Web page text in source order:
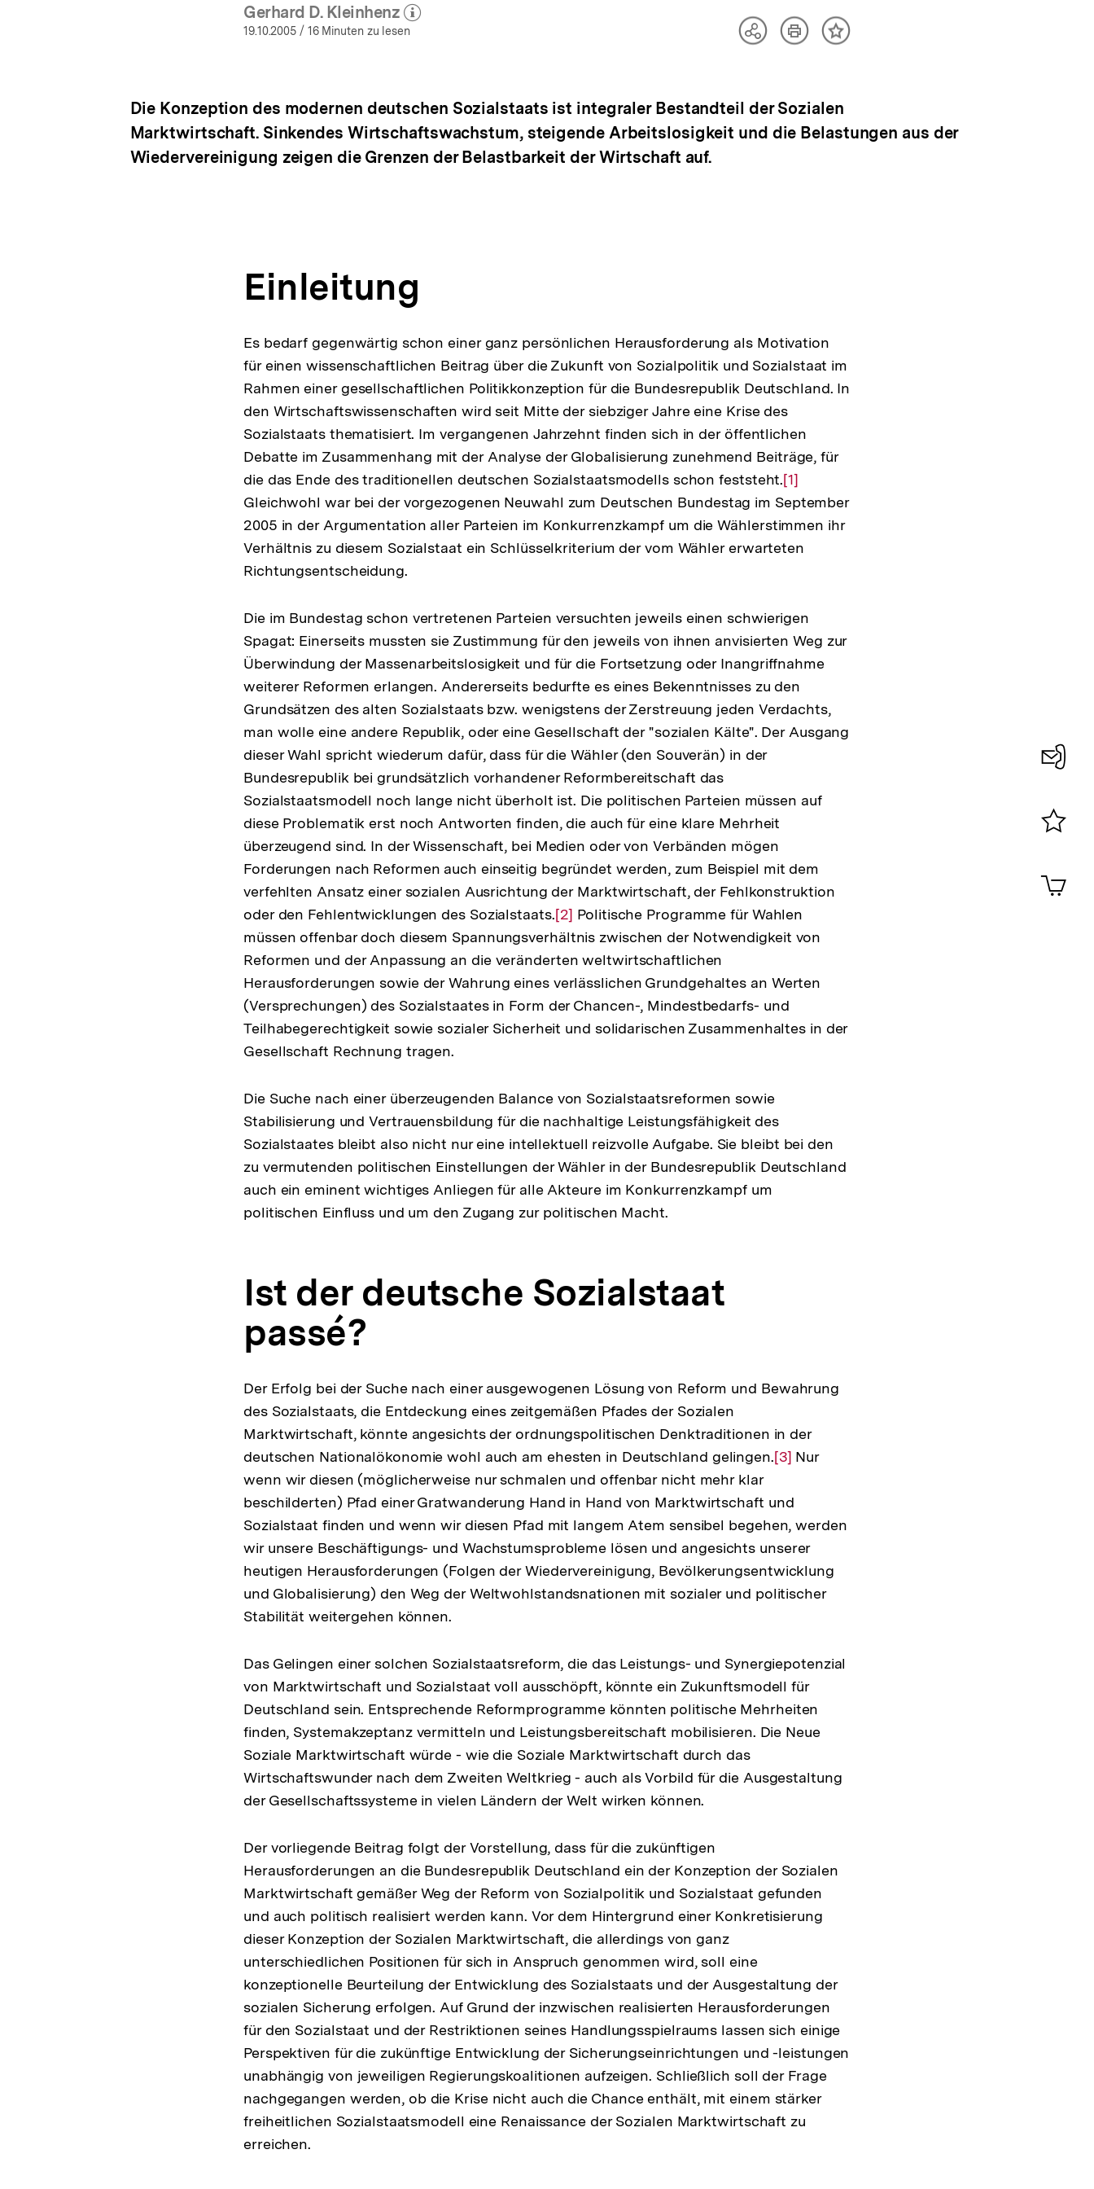
Gerhard D. Kleinhenz
(Mehr zum Autor)
öffnen
19.10.2005 / 16 Minuten zu lesen
TeilenArtikelInhalt
Die Konzeption des modernen deutschen Sozialstaats ist integraler Bestandteil der Sozialen
Marktwirtschaft. Sinkendes Wirtschaftswachstum, steigende Arbeitslosigkeit und die Belastungen aus der
Wiedervereinigung zeigen die Grenzen der Belastbarkeit der Wirtschaft auf.
Einleitung
Es bedarf gegenwärtig schon einer ganz persönlichen Herausforderung als Motivation
für einen wissenschaftlichen Beitrag über die Zukunft von Sozialpolitik und Sozialstaat im
Rahmen einer gesellschaftlichen Politikkonzeption für die Bundesrepublik Deutschland. In
den Wirtschaftswissenschaften wird seit Mitte der siebziger Jahre eine Krise des
Sozialstaats thematisiert. Im vergangenen Jahrzehnt finden sich in der öffentlichen
Debatte im Zusammenhang mit der Analyse der Globalisierung zunehmend Beiträge, für
die das Ende des traditionellen deutschen Sozialstaatsmodells schon feststeht.Zur
Auflösung
der
Fußnote
[1]
Gleichwohl war bei der vorgezogenen Neuwahl zum Deutschen Bundestag im September
2005 in der Argumentation aller Parteien im Konkurrenzkampf um die Wählerstimmen ihr
Verhältnis zu diesem Sozialstaat ein Schlüsselkriterium der vom Wähler erwarteten
Richtungsentscheidung.
Die im Bundestag schon vertretenen Parteien versuchten jeweils einen schwierigen
Spagat: Einerseits mussten sie Zustimmung für den jeweils von ihnen anvisierten Weg zur
Überwindung der Massenarbeitslosigkeit und für die Fortsetzung oder Inangriffnahme
weiterer Reformen erlangen. Andererseits bedurfte es eines Bekenntnisses zu den
Grundsätzen des alten Sozialstaats bzw. wenigstens der Zerstreuung jeden Verdachts,
man wolle eine andere Republik, oder eine Gesellschaft der "sozialen Kälte". Der Ausgang
dieser Wahl spricht wiederum dafür, dass für die Wähler (den Souverän) in der
Bundesrepublik bei grundsätzlich vorhandener Reformbereitschaft das
Sozialstaatsmodell noch lange nicht überholt ist. Die politischen Parteien müssen auf
diese Problematik erst noch Antworten finden, die auch für eine klare Mehrheit
überzeugend sind. In der Wissenschaft, bei Medien oder von Verbänden mögen
Forderungen nach Reformen auch einseitig begründet werden, zum Beispiel mit dem
verfehlten Ansatz einer sozialen Ausrichtung der Marktwirtschaft, der Fehlkonstruktion
oder den Fehlentwicklungen des Sozialstaats.Zur
Auflösung
der
Fußnote
[2] Politische Programme für Wahlen
müssen offenbar doch diesem Spannungsverhältnis zwischen der Notwendigkeit von
Reformen und der Anpassung an die veränderten weltwirtschaftlichen
Herausforderungen sowie der Wahrung eines verlässlichen Grundgehaltes an Werten
(Versprechungen) des Sozialstaates in Form der Chancen-, Mindestbedarfs- und
Teilhabegerechtigkeit sowie sozialer Sicherheit und solidarischen Zusammenhaltes in der
Gesellschaft Rechnung tragen.
Die Suche nach einer überzeugenden Balance von Sozialstaatsreformen sowie
Stabilisierung und Vertrauensbildung für die nachhaltige Leistungsfähigkeit des
Sozialstaates bleibt also nicht nur eine intellektuell reizvolle Aufgabe. Sie bleibt bei den
zu vermutenden politischen Einstellungen der Wähler in der Bundesrepublik Deutschland
auch ein eminent wichtiges Anliegen für alle Akteure im Konkurrenzkampf um
politischen Einfluss und um den Zugang zur politischen Macht.
Ist der deutsche Sozialstaat
passé?
Der Erfolg bei der Suche nach einer ausgewogenen Lösung von Reform und Bewahrung
des Sozialstaats, die Entdeckung eines zeitgemäßen Pfades der Sozialen
Marktwirtschaft, könnte angesichts der ordnungspolitischen Denktraditionen in der
deutschen Nationalökonomie wohl auch am ehesten in Deutschland gelingen.Zur
der
Fußnote
[3] Nur
wenn wir diesen (möglicherweise nur schmalen und offenbar nicht mehr klar
beschilderten) Pfad einer Gratwanderung Hand in Hand von Marktwirtschaft und
Sozialstaat finden und wenn wir diesen Pfad mit langem Atem sensibel begehen, werden
wir unsere Beschäftigungs- und Wachstumsprobleme lösen und angesichts unserer
heutigen Herausforderungen (Folgen der Wiedervereinigung, Bevölkerungsentwicklung
und Globalisierung) den Weg der Weltwohlstandsnationen mit sozialer und politischer
Stabilität weitergehen können.
Das Gelingen einer solchen Sozialstaatsreform, die das Leistungs- und Synergiepotenzial
von Marktwirtschaft und Sozialstaat voll ausschöpft, könnte ein Zukunftsmodell für
Deutschland sein. Entsprechende Reformprogramme könnten politische Mehrheiten
finden, Systemakzeptanz vermitteln und Leistungsbereitschaft mobilisieren. Die Neue
Soziale Marktwirtschaft würde - wie die Soziale Marktwirtschaft durch das
Wirtschaftswunder nach dem Zweiten Weltkrieg - auch als Vorbild für die Ausgestaltung
der Gesellschaftssysteme in vielen Ländern der Welt wirken können.
Der vorliegende Beitrag folgt der Vorstellung, dass für die zukünftigen
Herausforderungen an die Bundesrepublik Deutschland ein der Konzeption der Sozialen
Marktwirtschaft gemäßer Weg der Reform von Sozialpolitik und Sozialstaat gefunden
und auch politisch realisiert werden kann. Vor dem Hintergrund einer Konkretisierung
dieser Konzeption der Sozialen Marktwirtschaft, die allerdings von ganz
unterschiedlichen Positionen für sich in Anspruch genommen wird, soll eine
konzeptionelle Beurteilung der Entwicklung des Sozialstaats und der Ausgestaltung der
sozialen Sicherung erfolgen. Auf Grund der inzwischen realisierten Herausforderungen
für den Sozialstaat und der Restriktionen seines Handlungsspielraums lassen sich einige
Perspektiven für die zukünftige Entwicklung der Sicherungseinrichtungen und -leistungen
unabhängig von jeweiligen Regierungskoalitionen aufzeigen. Schließlich soll der Frage
nachgegangen werden, ob die Krise nicht auch die Chance enthält, mit einem stärker
freiheitlichen Sozialstaatsmodell eine Renaissance der Sozialen Marktwirtschaft zu
erreichen.